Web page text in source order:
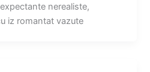
nerealiste,
iz romantat vazute